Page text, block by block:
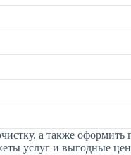
а также
услуг и выгодные